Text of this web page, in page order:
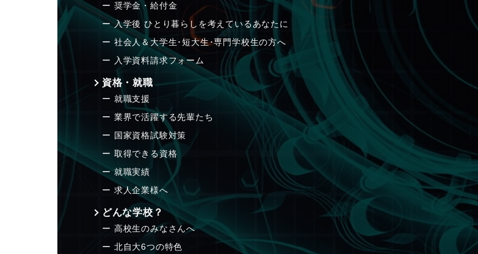
奨学金・給付金
入学後 ひとり暮らしを考えているあなたに
社会人＆大学生･短大生･専門学校生の方へ
入学資料請求フォーム
資格・就職
就職支援
業界で活躍する先輩たち
国家資格試験対策
取得できる資格
就職実績
求人企業様へ
どんな学校？
高校生のみなさんへ
北自大6つの特色